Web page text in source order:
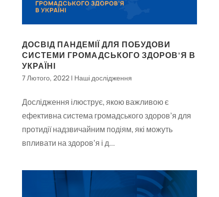
ДОСВІД ПАНДЕМІЇ ДЛЯ ПОБУДОВИ
СИСТЕМИ ГРОМАДСЬКОГО ЗДОРОВ’Я В
УКРАЇНІ
7 Лютого, 2022| Наші дослідження
Дослідження ілюструє, якою важливою є
ефективна система громадського здоров’я для
протидії надзвичайним подіям, які можуть
впливати на здоров’я і д...